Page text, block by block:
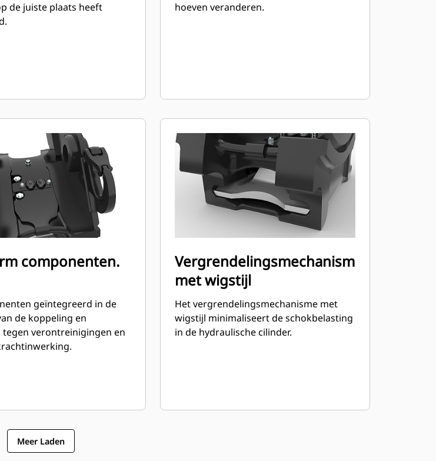
de juiste plaats heeft
hoeven veranderen.
componenten.
geïntegreerd in de
de koppeling en
tegen verontreinigingen en
Vergrendelingsmechanisme
met wigstijl
Het vergrendelingsmechanisme met
wigstijl minimaliseert de schokbelasting
in de hydraulische cilinder.
Meer Laden